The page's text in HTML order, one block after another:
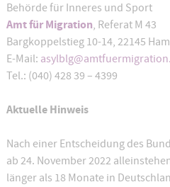
Behörde für Inneres und Sport
Amt für Migration, Referat M 43
Bargkoppelstieg 10-14, 22145
E-Mail:
Tel.: (040) 428 39 – 4399
Aktuelle Hinweis
Nach einer Entscheidung des
ab 24. November 2022
länger als 18 Monate in